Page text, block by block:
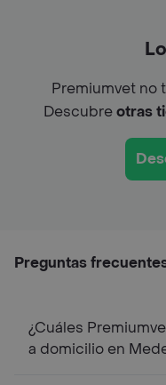
Premiumvet no
Descubreotras
Preguntas
¿Cuáles
a domicilio en